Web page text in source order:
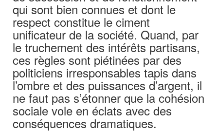
qui sont bien connues et dont le
respect constitue le ciment
unificateur de la société. Quand, par
le truchement des intérêts partisans,
ces règles sont piétinées par des
politiciens irresponsables tapis dans
l’ombre et des puissances d’argent, il
ne faut pas s’étonner que la cohésion
sociale vole en éclats avec des
conséquences dramatiques.